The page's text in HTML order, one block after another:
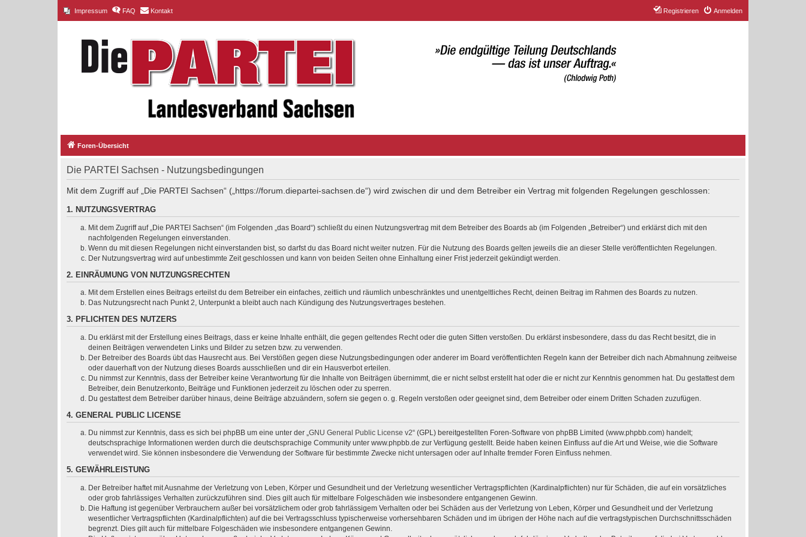
Impressum FAQ Kontakt Anmelden
Registrieren
Foren-Übersicht
Die PARTEI Sachsen - Nutzungsbedingungen
Mit dem Zugriff auf „Die PARTEI Sachsen“ („https://forum.diepartei-sachsen.de“) wird zwischen dir und dem Betreiber ein Vertrag mit folgenden Regelungen geschlossen:
1. NUTZUNGSVERTRAG
Mit dem Zugriff auf „Die PARTEI Sachsen“ (im Folgenden „das Board“) schließt du einen Nutzungsvertrag mit dem Betreiber des Boards ab (im Folgenden „Betreiber“) und erklärst dich mit den
nachfolgenden Regelungen einverstanden.
Wenn du mit diesen Regelungen nicht einverstanden bist, so darfst du das Board nicht weiter nutzen. Für die Nutzung des Boards gelten jeweils die an dieser Stelle veröffentlichten Regelungen.
Der Nutzungsvertrag wird auf unbestimmte Zeit geschlossen und kann von beiden Seiten ohne Einhaltung einer Frist jederzeit gekündigt werden.
2. EINRÄUMUNG VON NUTZUNGSRECHTEN
Mit dem Erstellen eines Beitrags erteilst du dem Betreiber ein einfaches, zeitlich und räumlich unbeschränktes und unentgeltliches Recht, deinen Beitrag im Rahmen des Boards zu nutzen.
Das Nutzungsrecht nach Punkt 2, Unterpunkt a bleibt auch nach Kündigung des Nutzungsvertrages bestehen.
3. PFLICHTEN DES NUTZERS
Du erklärst mit der Erstellung eines Beitrags, dass er keine Inhalte enthält, die gegen geltendes Recht oder die guten Sitten verstoßen. Du erklärst insbesondere, dass du das Recht besitzt, die in
deinen Beiträgen verwendeten Links und Bilder zu setzen bzw. zu verwenden.
Der Betreiber des Boards übt das Hausrecht aus. Bei Verstößen gegen diese Nutzungsbedingungen oder anderer im Board veröffentlichten Regeln kann der Betreiber dich nach Abmahnung zeitweise
oder dauerhaft von der Nutzung dieses Boards ausschließen und dir ein Hausverbot erteilen.
Du nimmst zur Kenntnis, dass der Betreiber keine Verantwortung für die Inhalte von Beiträgen übernimmt, die er nicht selbst erstellt hat oder die er nicht zur Kenntnis genommen hat. Du gestattest dem
Betreiber, dein Benutzerkonto, Beiträge und Funktionen jederzeit zu löschen oder zu sperren.
Du gestattest dem Betreiber darüber hinaus, deine Beiträge abzuändern, sofern sie gegen o. g. Regeln verstoßen oder geeignet sind, dem Betreiber oder einem Dritten Schaden zuzufügen.
4. GENERAL PUBLIC LICENSE
Du nimmst zur Kenntnis, dass es sich bei phpBB um eine unter der „GNU General Public License v2“ (GPL) bereitgestellten Foren-Software von phpBB Limited (www.phpbb.com) handelt;
deutschsprachige Informationen werden durch die deutschsprachige Community unter www.phpbb.de zur Verfügung gestellt. Beide haben keinen Einfluss auf die Art und Weise, wie die Software
verwendet wird. Sie können insbesondere die Verwendung der Software für bestimmte Zwecke nicht untersagen oder auf Inhalte fremder Foren Einfluss nehmen.
5. GEWÄHRLEISTUNG
Der Betreiber haftet mit Ausnahme der Verletzung von Leben, Körper und Gesundheit und der Verletzung wesentlicher Vertragspflichten (Kardinalpflichten) nur für Schäden, die auf ein vorsätzliches
oder grob fahrlässiges Verhalten zurückzuführen sind. Dies gilt auch für mittelbare Folgeschäden wie insbesondere entgangenen Gewinn.
Die Haftung ist gegenüber Verbrauchern außer bei vorsätzlichem oder grob fahrlässigem Verhalten oder bei Schäden aus der Verletzung von Leben, Körper und Gesundheit und der Verletzung
wesentlicher Vertragspflichten (Kardinalpflichten) auf die bei Vertragsschluss typischerweise vorhersehbaren Schäden und im übrigen der Höhe nach auf die vertragstypischen Durchschnittsschäden
begrenzt. Dies gilt auch für mittelbare Folgeschäden wie insbesondere entgangenen Gewinn.